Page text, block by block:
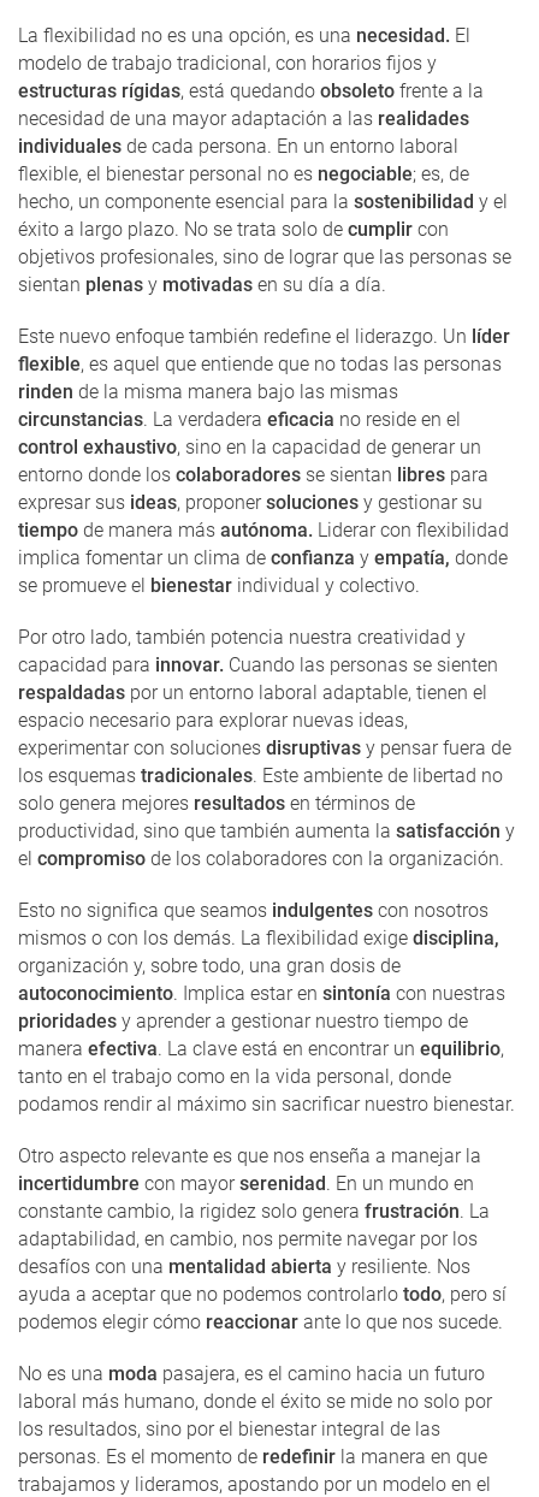
La flexibilidad no es una opción, es una necesidad. El
modelo de trabajo tradicional, con horarios fijos y
estructuras rígidas, está quedando obsoleto frente a la
necesidad de una mayor adaptación a las realidades
individuales de cada persona. En un entorno laboral
flexible, el bienestar personal no es negociable; es, de
hecho, un componente esencial para la sostenibilidad y el
éxito a largo plazo. No se trata solo de cumplir con
objetivos profesionales, sino de lograr que las personas se
sientan plenas y motivadas en su día a día.
Este nuevo enfoque también redefine el liderazgo. Un líder
flexible, es aquel que entiende que no todas las personas
rinden de la misma manera bajo las mismas
circunstancias. La verdadera eficacia no reside en el
control exhaustivo, sino en la capacidad de generar un
entorno donde los colaboradores se sientan libres para
expresar sus ideas, proponersoluciones y gestionar su
tiempo de manera más autónoma. Liderar con flexibilidad
implica fomentar un clima de confianza y empatía, donde
se promueve el bienestar individual y colectivo.
Por otro lado, también potencia nuestra creatividad y
capacidad para innovar. Cuando las personas se sienten
respaldadas por un entorno laboral adaptable, tienen el
espacio necesario para explorar nuevas ideas,
experimentar con soluciones disruptivas y pensar fuera de
los esquemas tradicionales. Este ambiente de libertad no
solo genera mejores resultados en términos de
productividad, sino que también aumenta la satisfacción y
el compromiso de los colaboradores con la organización.
Esto no significa que seamos indulgentes con nosotros
mismos o con los demás. La flexibilidad exige disciplina,
organización y, sobre todo, una gran dosis de
autoconocimiento. Implica estar en sintonía con nuestras
prioridades y aprender a gestionar nuestro tiempo de
manera efectiva. La clave está en encontrar un equilibrio,
tanto en el trabajo como en la vida personal, donde
podamos rendir al máximo sin sacrificar nuestro bienestar.
Otro aspecto relevante es que nos enseña a manejar la
incertidumbre con mayorserenidad. En un mundo en
constante cambio, la rigidez solo genera frustración. La
adaptabilidad, en cambio, nos permite navegar por los
desafíos con una mentalidad abierta y resiliente. Nos
ayuda a aceptar que no podemos controlarlo todo, pero sí
podemos elegir cómo reaccionar ante lo que nos sucede.
No es una moda pasajera, es el camino hacia un futuro
laboral más humano, donde el éxito se mide no solo por
los resultados, sino por el bienestar integral de las
personas. Es el momento de redefinir la manera en que
trabajamos y lideramos, apostando por un modelo en el